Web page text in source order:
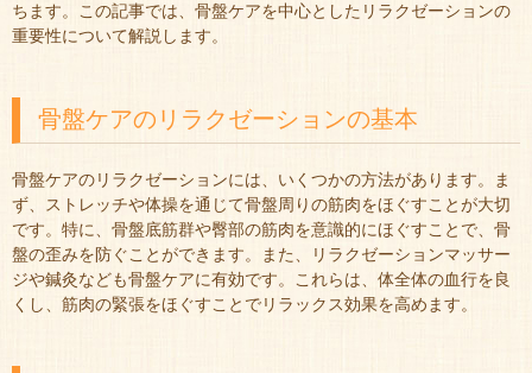
ちます。この記事では、骨盤ケアを中心としたリラクゼーションの
重要性について解説します。
骨盤ケアのリラクゼーションの基本
骨盤ケアのリラクゼーションには、いくつかの方法があります。ま
ず、ストレッチや体操を通じて骨盤周りの筋肉をほぐすことが大切
です。特に、骨盤底筋群や臀部の筋肉を意識的にほぐすことで、骨
盤の歪みを防ぐことができます。また、リラクゼーションマッサー
ジや鍼灸なども骨盤ケアに有効です。これらは、体全体の血行を良
くし、筋肉の緊張をほぐすことでリラックス効果を高めます。